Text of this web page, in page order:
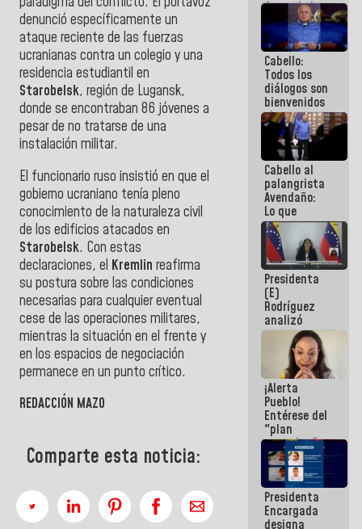
denunció específicamente un
ataque reciente de las fuerzas
ucranianas contra un colegio y una
residencia estudiantil en
Starobelsk, región de Lugansk,
donde se encontraban 86 jóvenes a
pesar de no tratarse de una
instalación militar.
El funcionario ruso insistió en que el
gobierno ucraniano tenía pleno
conocimiento de la naturaleza civil
de los edificios atacados en
Starobelsk. Con estas
declaraciones, el Kremlin reafirma
su postura sobre las condiciones
necesarias para cualquier eventual
cese de las operaciones militares,
mientras la situación en el frente y
en los espacios de negociación
permanece en un punto crítico.
REDACCIÓN MAZO
Comparte esta noticia:
favor de la
narrativa
hegemónica?
(1)
Cabello:
Todos los
diálogos son
bienvenidos
siempre que
estén en el
marco de la
Constitución
de la
República
Cabello al
palangrista
Avendaño:
Lo que
vayas a
escribir
hazlo hoy
por que no
sabemos si
la semana
que viene
hay
programa
Presidenta
(E)
Rodríguez
analizó
junto a
gobernadores
planes de
recuperación
del Sistema
Eléctrico
Nacional
¡Alerta
Pueblo!
Entérese del
"plan
enjambre"
de La Sayo
para
sabotear el
diálogo y
promover el
Presidenta
Encargada
designa